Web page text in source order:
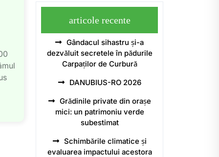
articole recente
Gândacul sihastru și-a
dezvăluit secretele în pădurile
Carpaților de Curbură
DANUBIUS-RO 2026
Grădinile private din orașe
mici: un patrimoniu verde
subestimat
Schimbările climatice și
evaluarea impactului acestora